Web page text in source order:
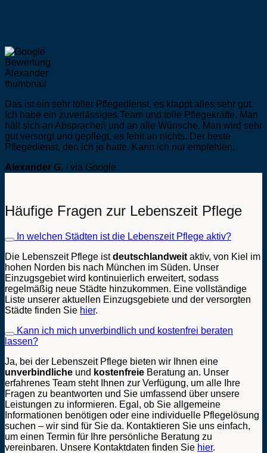
Das ist ein sehr toller Pflegedienst, es klappt alles sehr gut.
Ich habe ein zuverlässiges Team und tolle Pflegekräfte. Man
hält sich an Absprachen und an alle Wünsche. Man wird sehr
gut versorgt und gepflegt, es fehlt an nichts. Der beste
Pflegedienst, den ich je hatte. Kann ich nur empfehlen.
Alexander G. / via Google
Häufige Fragen zur Lebenszeit Pflege
In welchen Städten ist die Lebenszeit Pflege aktiv?
Die Lebenszeit Pflege istdeutschlandweit aktiv, von Kiel im
hohen Norden bis nach München im Süden. Unser
Einzugsgebiet wird kontinuierlich erweitert, sodass
regelmäßig neue Städte hinzukommen. Eine vollständige
Liste unserer aktuellen Einzugsgebiete und der versorgten
Städte finden Sie hier.
Kann ich mich unverbindlich und kostenfrei beraten
lassen?
Ja, bei der Lebenszeit Pflege bieten wir Ihnen eine
unverbindliche und kostenfreie Beratung an. Unser
erfahrenes Team steht Ihnen zur Verfügung, um alle Ihre
Fragen zu beantworten und Sie umfassend über unsere
Leistungen zu informieren. Egal, ob Sie allgemeine
Informationen benötigen oder eine individuelle Pflegelösung
suchen – wir sind für Sie da. Kontaktieren Sie uns einfach,
um einen Termin für Ihre persönliche Beratung zu
vereinbaren. Unsere Kontaktdaten finden Sie hier.